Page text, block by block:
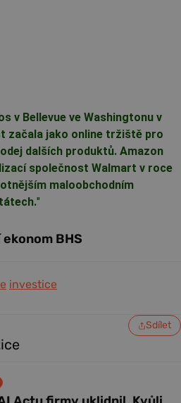
v Bellevue ve Washingtonu v
začala jako online tržiště pro
dalších produktů. Amazon
společnost Walmart v roce
maloobchodním
"
BHS
investice
Sdílet